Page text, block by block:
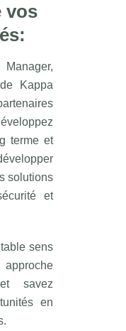
vos
Kappa
terme et
solutions
et
sens
savez
en